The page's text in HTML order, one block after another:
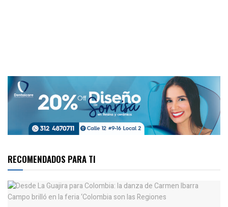
RECOMENDADOS PARA TI